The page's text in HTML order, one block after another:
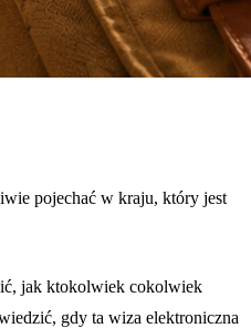
pojechać w kraju, który jest
jak ktokolwiek cokolwiek
gdy ta wiza elektroniczna